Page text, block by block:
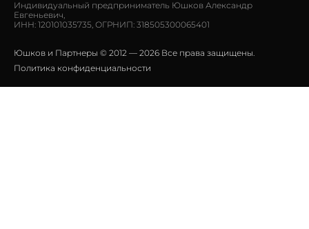
Индивидуальный предприниматель Юшков Александр
Евгеньевич,
ИНН: 120101035735, ОГРНИП: 318505300065401
Юшков и Партнеры © 2012 — 2026 Все права защищены.
Политика конфиденциальности